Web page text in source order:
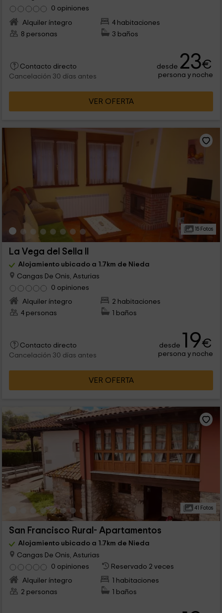
0 opiniones
Alquiler íntegro
4 habitaciones
8 personas
3 baños
Contacto directo
Cancelación 30 días antes
desde 23€
persona y noche
VER OFERTA
15 Fotos
La Vega del Sella II
Alojamiento ubicado a 1.7km de Nieda
Cangas De Onis, Asturias
0 opiniones
Alquiler íntegro
2 habitaciones
4 personas
1 baños
Contacto directo
Cancelación 30 días antes
desde 19€
persona y noche
VER OFERTA
41 Fotos
San Francisco Rural- Apartamentos
Alojamiento ubicado a 1.7km de Nieda
Cangas De Onis, Asturias
0 opiniones
Reservado 2 veces
Alquiler íntegro
1 habitaciones
2 personas
1 baños